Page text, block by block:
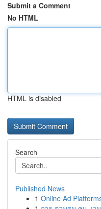
Submit a Comment
No HTML
HTML is disabled
Search
Published News
1 Online Ad